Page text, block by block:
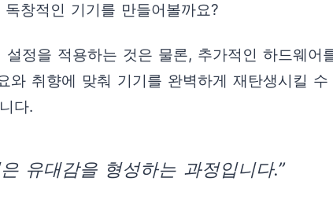
창적인 기기를 만들어볼까요?
정을 적용하는 것은 물론, 추가적인 하드웨어
취향에 맞춰 기기를 완벽하게 재탄생시킬
다.
유대감을 형성하는 과정입니다.”